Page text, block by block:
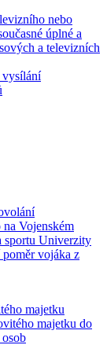
nebo
úplné a
a televizních
vysílání
Vojenském
sportu Univerzity
vojáka z
majetku
majetku do